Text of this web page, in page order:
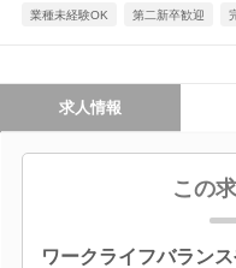
業種未経験OK 第二新卒歓迎
求人情報
この
ワークライフバラン